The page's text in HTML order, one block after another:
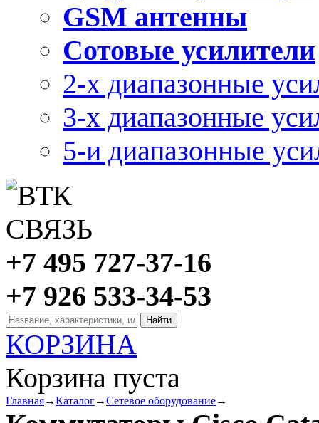
GSM антенны
Сотовые усилители
2-х диапазонные
3-х диапазонные
5-и диапазонные
+7 495 727-37-16
+7 926 533-34-53
КОРЗИНА
Корзина пуста
Главная→Каталог→Сетевое оборудование→